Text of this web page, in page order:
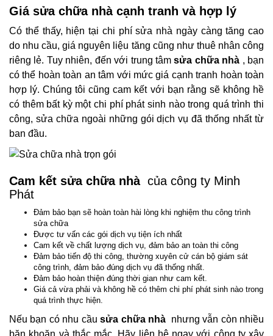
Giá sửa chữa nhà cạnh tranh và hợp lý
Có thể thấy, hiện tại chi phí sửa nhà ngày càng tăng cao
do nhu cầu, giá nguyên liệu tăng cũng như thuê nhân công
riêng lẻ. Tuy nhiên, đến với trung tâmsửa chữa nhà , bạn
có thể hoàn toàn an tâm với mức giá cạnh tranh hoàn toàn
hợp lý. Chúng tôi cũng cam kết với bạn rằng sẽ không hề
có thêm bất kỳ một chi phí phát sinh nào trong quá trình thi
công, sửa chữa ngoài những gói dịch vụ đã thống nhất từ
ban đầu.
Cam kết sửa chữa nhà của công ty Minh
Phát
Đảm bảo bạn sẽ hoàn toàn hài lòng khi nghiệm thu công trình
sửa chữa
Được tư vấn các gói dịch vụ tiện ích nhất
Cam kết về chất lượng dịch vụ, đảm bảo an toàn thi công
Đảm bảo tiến độ thi công, thường xuyên cử cán bộ giám sát
công trình, đảm bảo đúng dịch vụ đã thống nhất.
Đảm bảo hoàn thiện đúng thời gian như cam kết.
Giá cả vừa phải và không hề có thêm chi phí phát sinh nào trong
quá trình thực hiện.
Nếu bạn có nhu cầusửa chữa nhà nhưng vẫn còn nhiều